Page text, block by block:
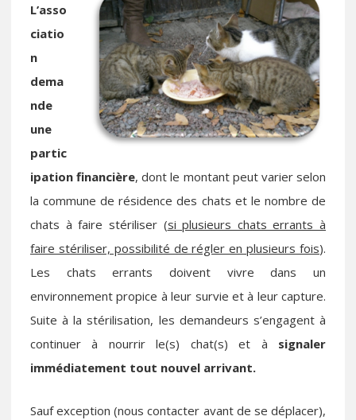
L’asso
ciatio
n
dema
nde
une
partic
ipation financière, dont le montant peut varier selon
la commune de résidence des chats et le nombre de
chats à faire stériliser (si plusieurs chats errants à
faire stériliser, possibilité de régler en plusieurs fois).
Les chats errants doivent vivre dans un
environnement propice à leur survie et à leur capture.
Suite à la stérilisation, les demandeurs s’engagent à
continuer à nourrir le(s) chat(s) et à signaler
immédiatement tout nouvel arrivant.
Sauf exception (nous contacter avant de se déplacer),